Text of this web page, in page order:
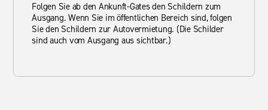
Folgen Sie ab den Ankunft-Gates den Schildern zum
Ausgang. Wenn Sie im öffentlichen Bereich sind, folgen
Sie den Schildern zur Autovermietung. (Die Schilder
sind auch vom Ausgang aus sichtbar.)